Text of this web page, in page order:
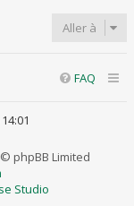
Aller à
FAQ
phpBB Limited
Studio